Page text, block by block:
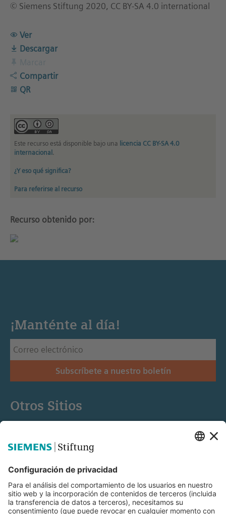
© Siemens Stiftung 2020, CC BY-SA 4.0 international
Ver
Descargar
Compartir
QR
Este recurso está disponible bajo una licencia CC BY-SA 4.0
internacional.
¿Y eso qué significa?
Para referirse al recurso
Recurso obtenido por:
¡Manténte al día!
Subscríbete a nuestro boletín
Otros Sitios
Educación STEM
Mediaportal